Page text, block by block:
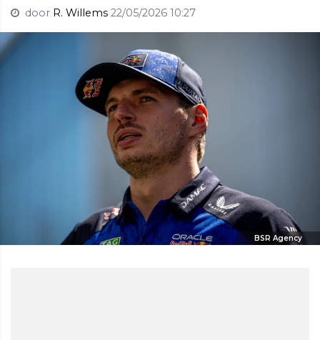
door R. Willems 22/05/2026 10:27
BSR Agency